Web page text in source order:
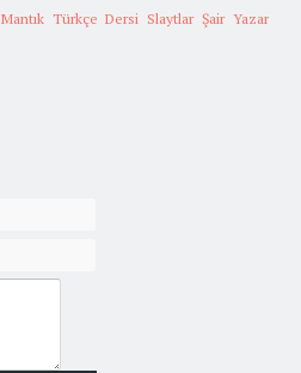
Türkçe Dersi Slaytlar Şair Yazar